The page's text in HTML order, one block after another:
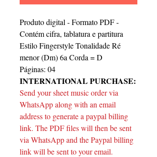
Produto digital - Formato PDF -
Contém cifra, tablatura e partitura
Estilo Fingerstyle Tonalidade Ré
menor (Dm) 6a Corda = D
Páginas: 04
INTERNATIONAL PURCHASE:
Send your sheet music order via
WhatsApp along with an email
address to generate a paypal billing
link. The PDF files will then be sent
via WhatsApp and the Paypal billing
link will be sent to your email.